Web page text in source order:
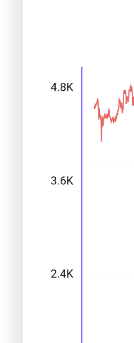
Próximas
Criptomonedas
Criptomonedas
Proyectos de
Próximas
Criptomonedas
Mejores altcoins
Criptomonedas